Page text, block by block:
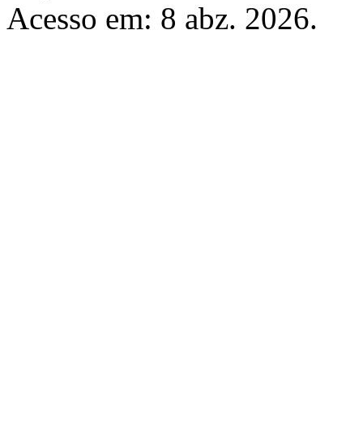
Acesso em: 8 abz. 2026.